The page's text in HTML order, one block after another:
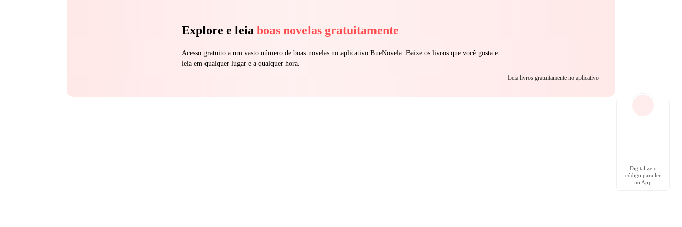
Explore e leia boas novelas gratuitamente
Acesso gratuito a um vasto número de boas novelas no aplicativo BueNovela. Baixe os livros que você gosta e
leia em qualquer lugar e a qualquer hora.
Leia livros gratuitamente no aplicativo
Digitalize o
código para ler
no App